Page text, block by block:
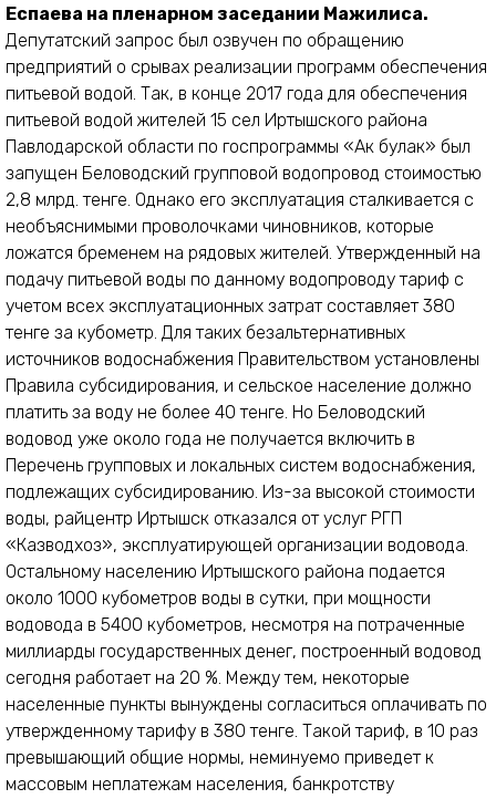
Еспаева на пленарном заседании Мажилиса.
Депутатский запрос был озвучен по обращению
предприятий о срывах реализации программ обеспечения
питьевой водой. Так, в конце 2017 года для обеспечения
питьевой водой жителей 15 сел Иртышского района
Павлодарской области по госпрограммы «Ак булак» был
запущен Беловодский групповой водопровод стоимостью
2,8 млрд. тенге. Однако его эксплуатация сталкивается с
необъяснимыми проволочками чиновников, которые
ложатся бременем на рядовых жителей. Утвержденный на
подачу питьевой воды по данному водопроводу тариф с
учетом всех эксплуатационных затрат составляет 380
тенге за кубометр. Для таких безальтернативных
источников водоснабжения Правительством установлены
Правила субсидирования, и сельское население должно
платить за воду не более 40 тенге. Но Беловодский
водовод уже около года не получается включить в
Перечень групповых и локальных систем водоснабжения,
подлежащих субсидированию. Из-за высокой стоимости
воды, райцентр Иртышск отказался от услуг РГП
«Казводхоз», эксплуатирующей организации водовода.
Остальному населению Иртышского района подается
около 1000 кубометров воды в сутки, при мощности
водовода в 5400 кубометров, несмотря на потраченные
миллиарды государственных денег, построенный водовод
сегодня работает на 20 %. Между тем, некоторые
населенные пункты вынуждены согласиться оплачивать по
утвержденному тарифу в 380 тенге. Такой тариф, в 10 раз
превышающий общие нормы, неминуемо приведет к
массовым неплатежам населения, банкротству